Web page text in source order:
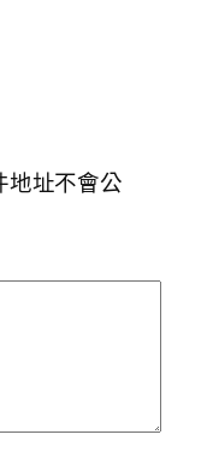
地址不會公